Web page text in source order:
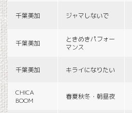
千葉美加 ジャマしないで
千葉美加
ときめきパフォー
マンス
千葉美加 キライになりたい
CHICA
BOOM
春夏秋冬・朝昼夜